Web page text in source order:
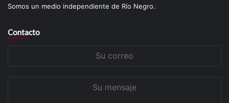
Somos un medio independiente de Río Negro.
Contacto